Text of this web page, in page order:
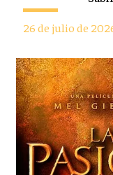
26 de julio de